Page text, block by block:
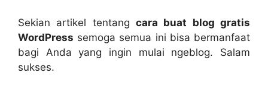
Sekian artikel tentang cara buat blog gratis
WordPress semoga semua ini bisa bermanfaat
bagi Anda yang ingin mulai ngeblog. Salam
sukses.